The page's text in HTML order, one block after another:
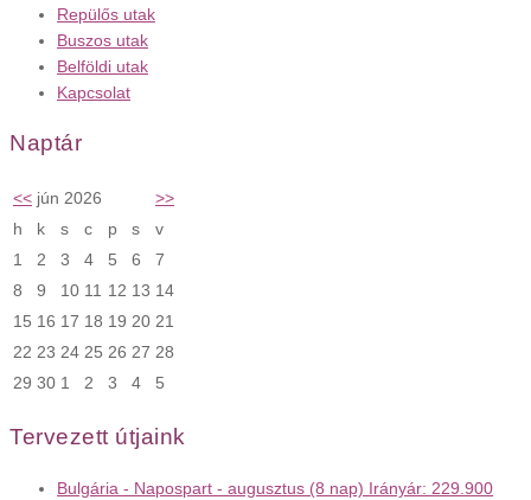
Repülős utak
Buszos utak
Belföldi utak
Kapcsolat
Naptár
<< jún 2026
>>
h
k s c p s
v
1
2 3 4 5 6
7
8
9 10 11 12 13 14
15 16 17 18 19 20 21
22 23 24 25 26 27 28
29 30 1 2 3 4 5
Tervezett útjaink
Bulgária - Napospart - augusztus (8 nap) Irányár: 229.900